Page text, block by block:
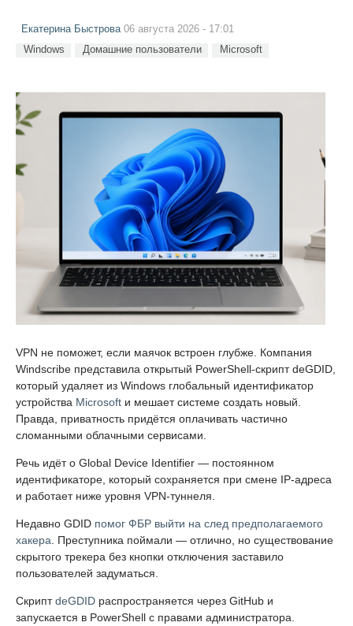
Екатерина Быстрова06 августа 2026 - 17:01
Windows Домашние пользователи Microsoft
VPN не поможет, если маячок встроен глубже. Компания
Windscribe представила открытый PowerShell-скрипт deGDID,
который удаляет из Windows глобальный идентификатор
устройства Microsoft и мешает системе создать новый.
Правда, приватность придётся оплачивать частично
сломанными облачными сервисами.
Речь идёт о Global Device Identifier — постоянном
идентификаторе, который сохраняется при смене IP-адреса
и работает ниже уровня VPN-туннеля.
Недавно GDID помог ФБР выйти на след предполагаемого
хакера . Преступника поймали — отлично, но существование
скрытого трекера без кнопки отключения заставило
пользователей задуматься.
СкриптdeGDID распространяется через GitHub и
запускается в PowerShell с правами администратора.